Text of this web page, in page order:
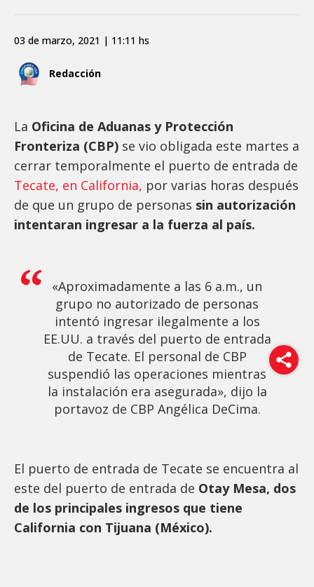
Redacción
03 de marzo, 2021 | 11:11 hs
La Oficina de Aduanas y Protección
Fronteriza (CBP) se vio obligada este martes a
cerrar temporalmente el puerto de entrada de
Tecate, en California, por varias horas después
de que un grupo de personas sin autorización
intentaran ingresar a la fuerza al país.
«Aproximadamente a las 6 a.m., un
grupo no autorizado de personas
intentó ingresar ilegalmente a los
EE.UU. a través del puerto de entrada
de Tecate. El personal de CBP
suspendió las operaciones mientras
la instalación era asegurada», dijo la
portavoz de CBP Angélica DeCima.
El puerto de entrada de Tecate se encuentra al
este del puerto de entrada de Otay Mesa, dos
de los principales ingresos que tiene
California con Tijuana (México).